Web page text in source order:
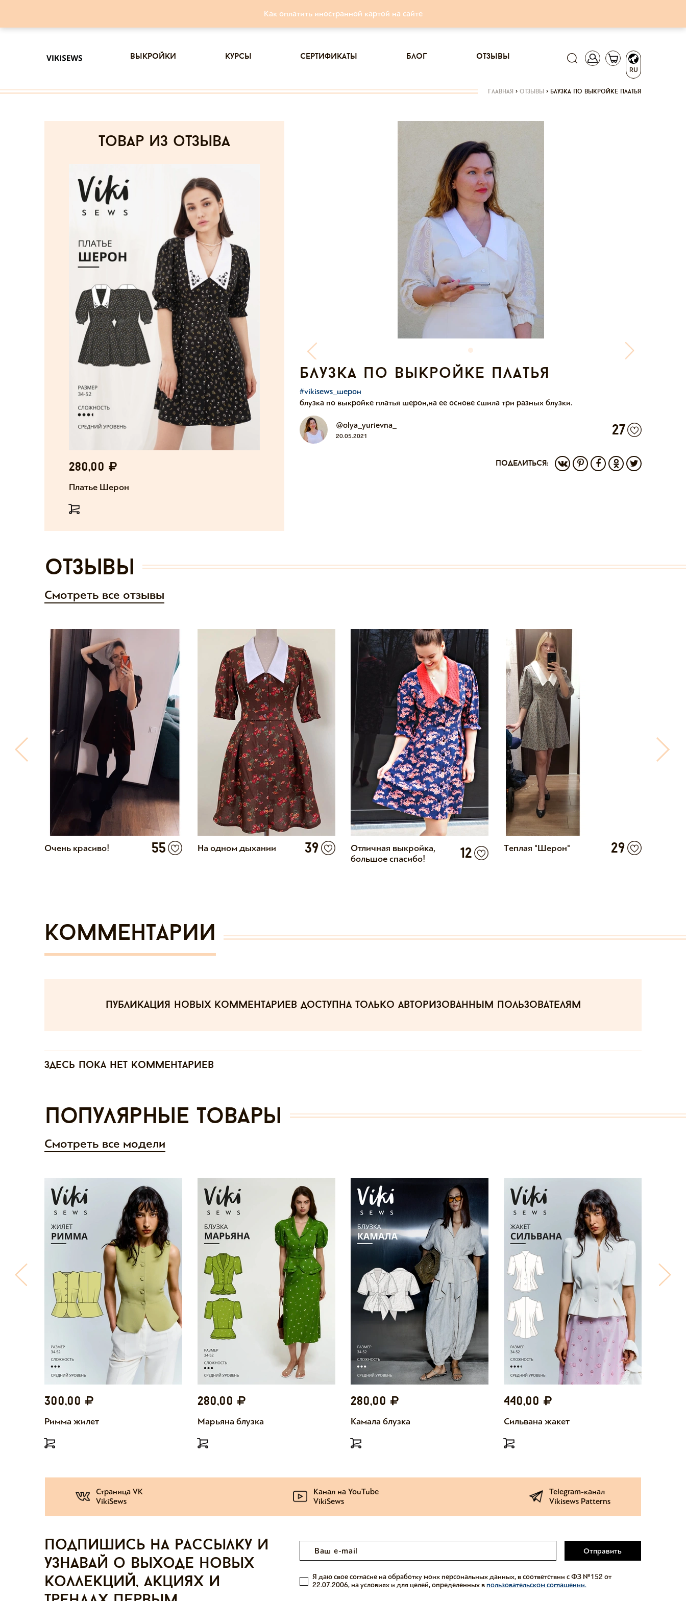
Как оплатить иностранной картой на сайте
RU
выкройки курсы сертификаты блог отзывы
главная > отзывы > блузка по выкройке платья
товар из отзыва
280,00
Платье Шерон
блузка по выкройке платья
#vikisews_шерон
блузка по выкройке платья шерон,на ее основе сшила три разных блузки.
@olya_yurievna_
20.05.2021 27
поделиться:
отзывы
Смотреть все отзывы
Очень красиво! 55 На одном дыхании 39
Отличная выкройка,
большое спасибо!
12 Теплая "Шерон" 29
Комментарии
публикация новых комментариев доступна только авторизованным пользователям
Здесь пока нет комментариев
Популярные товары
Смотреть все модели
300,00
Римма жилет
280,00
Марьяна блузка
280,00
Камала блузка
440,00
Сильвана жакет
Страница VK
VikiSews
Канал на YouTube
VikiSews
Telegram-канал
Vikisews Patterns
Подпишись на рассылку и
узнавай о выходе новых
коллекций, акциях и
Отправить
Я даю свое согласие на обработку моих персональных данных, в соответствии с ФЗ №152 от
22.07.2006, на условиях и для целей, определенных впользовательском соглашении.